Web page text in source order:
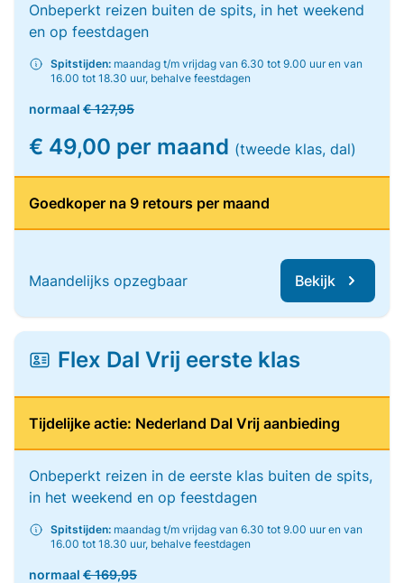
Onbeperkt reizen buiten de spits, in het weekend
en op feestdagen
Spitstijden: maandag t/m vrijdag van 6.30 tot 9.00 uur en van
16.00 tot 18.30 uur, behalve feestdagen
normaal € 127,95
€ 49,00 per maand (tweede klas, dal)
Goedkoper na 9 retours per maand
Maandelijks opzegbaar Bekijk
Flex Dal Vrij eerste klas
Tijdelijke actie: Nederland Dal Vrij aanbieding
Onbeperkt reizen in de eerste klas buiten de spits,
in het weekend en op feestdagen
Spitstijden: maandag t/m vrijdag van 6.30 tot 9.00 uur en van
16.00 tot 18.30 uur, behalve feestdagen
normaal € 169,95